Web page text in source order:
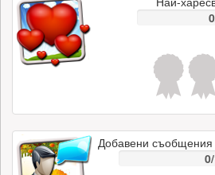
Добавени съобщения